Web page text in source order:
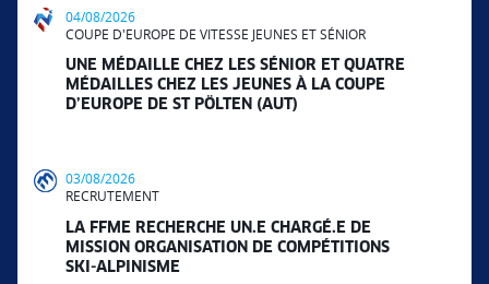
04/08/2026
COUPE D'EUROPE DE VITESSE JEUNES ET SÉNIOR
UNE MÉDAILLE CHEZ LES SÉNIOR ET QUATRE
MÉDAILLES CHEZ LES JEUNES À LA COUPE
D’EUROPE DE ST PÖLTEN (AUT)
03/08/2026
RECRUTEMENT
LA FFME RECHERCHE UN.E CHARGÉ.E DE
MISSION ORGANISATION DE COMPÉTITIONS
SKI-ALPINISME